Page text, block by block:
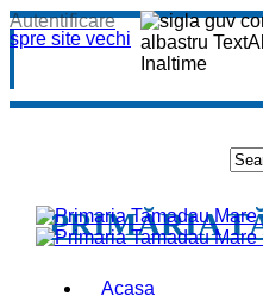
spre site vechi
Autentificare
PRIMĂRIA
Acasa